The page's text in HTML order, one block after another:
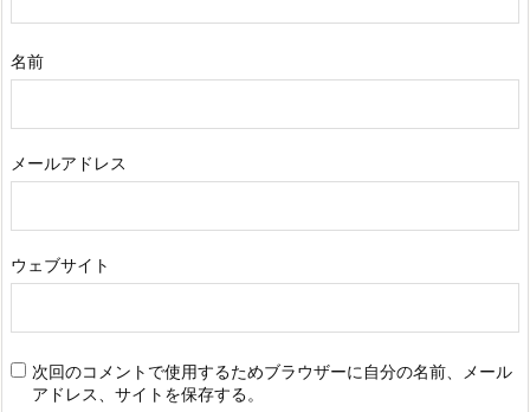
名前
メールアドレス
ウェブサイト
次回のコメントで使用するためブラウザーに自分の名前、メール
アドレス、サイトを保存する。